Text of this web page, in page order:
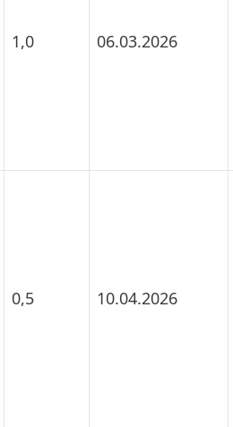
1,0 06.03.2026
0,5
10.04.2026